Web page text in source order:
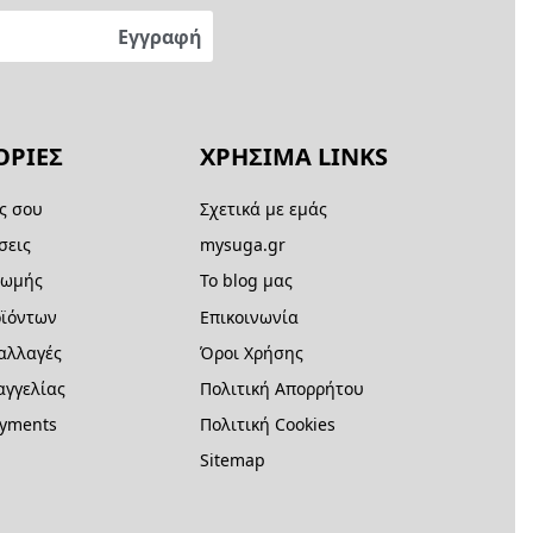
σου
ΧΡΗΣΙΜΑ LINKS
Σχετικά με εμάς
mysuga.gr
Το blog μας
Επικοινωνία
Όροι Χρήσης
Πολιτική Απορρήτου
Πολιτική Cookies
Sitemap